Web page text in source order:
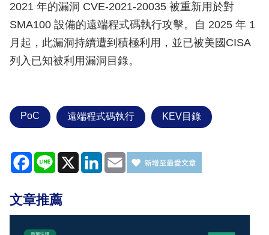
2021 年的漏洞 CVE-2021-20035 被重新用於對
SMA100 設備的遠端程式碼執行攻擊。自 2025 年 1
月起，此漏洞持續遭到積極利用，並已被美國CISA
列入已知被利用漏洞目錄。
PoC 遠端程式碼執行 KEV目錄
Facebook
Line X LinkedIn
Email
文章推薦